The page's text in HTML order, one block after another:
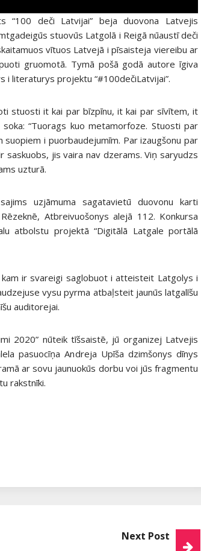
“100 deči Latvijai” beja duovona Latvejis
stuovūs Latgolā i Reigā nūaustī deči
vītuos Latvejā i pīsaisteja viereibu ar
gruomotā. Tymā pošā godā autore īgiva
i literaturys projektu “#100dečiLatvijai”.
stuosti it kai par bīzpīnu, it kai par sīvītem, it
“Tuorags kuo metamorfoze. Stuosti par
suopiem i puorbaudejumīm. Par izaugšonu par
saskuobs, jis vaira nav dzerams. Viņ saryudzs
uzturā.
uzjāmuma sagatavietū duovonu karti
Atbreivuošonys alejā 112. Konkursa
atbolstu projektā “Digitālā Latgale portālā
kam ir svareigi saglobuot i atteisteit Latgolys i
vysu pyrma atbaļsteit jaunūs latgalīšu
auditorejai.
2020” nūteik tīšsaistē, jū organizej Latvejis
pasuocīņa Andreja Upīša dzimšonys dīnys
ar sovu jaunuokūs dorbu voi jūs fragmentu
rakstnīki.
Next Post